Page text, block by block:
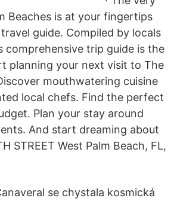
Beaches is at your fingertips
guide. Compiled by locals
comprehensive trip guide is the
planning your next visit to The
mouthwatering cuisine
local chefs. Find the perfect
Plan your stay around
And start dreaming about
STREET West Palm Beach, FL,
se chystala kosmická